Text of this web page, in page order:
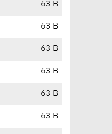
63 B
63 B
63 B
63 B
63 B
63 B